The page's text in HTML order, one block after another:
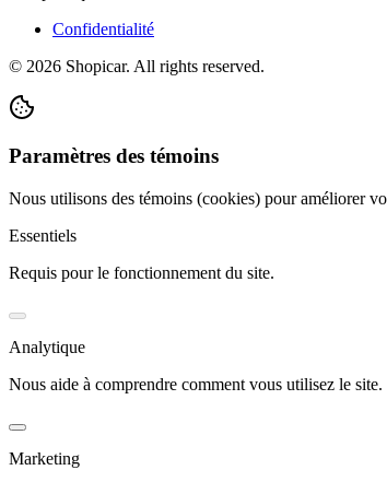
Confidentialité
© 2026 Shopicar. All rights reserved.
Paramètres des témoins
Nous utilisons des témoins (cookies) pour améliorer
Essentiels
Requis pour le fonctionnement du site.
Analytique
Nous aide à comprendre comment vous utilisez le site.
Marketing